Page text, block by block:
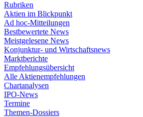
Rubriken
Aktien im Blickpunkt
Ad hoc-Mitteilungen
Bestbewertete News
Meistgelesene News
Konjunktur- und Wirtschaftsnews
Marktberichte
Empfehlungsübersicht
Alle Aktienempfehlungen
Chartanalysen
IPO-News
Termine
Themen-Dossiers